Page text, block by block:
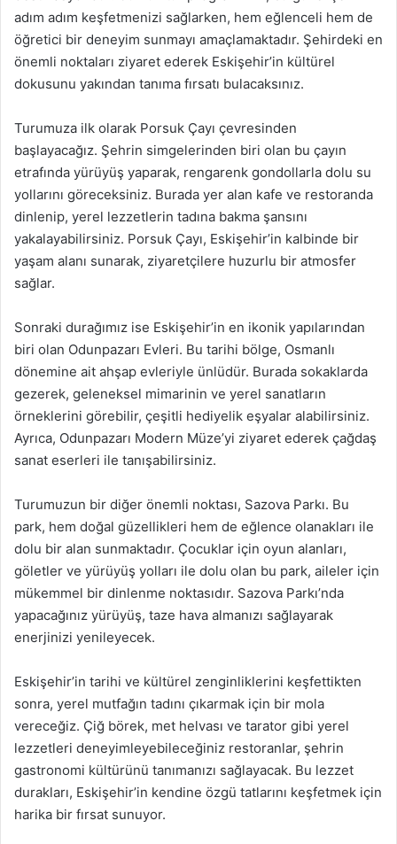
adım adım keşfetmenizi sağlarken, hem eğlenceli hem de
öğretici bir deneyim sunmayı amaçlamaktadır. Şehirdeki en
önemli noktaları ziyaret ederek Eskişehir’in kültürel
dokusunu yakından tanıma fırsatı bulacaksınız.
Turumuza ilk olarak Porsuk Çayı çevresinden
başlayacağız. Şehrin simgelerinden biri olan bu çayın
etrafında yürüyüş yaparak, rengarenk gondollarla dolu su
yollarını göreceksiniz. Burada yer alan kafe ve restoranda
dinlenip, yerel lezzetlerin tadına bakma şansını
yakalayabilirsiniz. Porsuk Çayı, Eskişehir’in kalbinde bir
yaşam alanı sunarak, ziyaretçilere huzurlu bir atmosfer
sağlar.
Sonraki durağımız ise Eskişehir’in en ikonik yapılarından
biri olan Odunpazarı Evleri. Bu tarihi bölge, Osmanlı
dönemine ait ahşap evleriyle ünlüdür. Burada sokaklarda
gezerek, geleneksel mimarinin ve yerel sanatların
örneklerini görebilir, çeşitli hediyelik eşyalar alabilirsiniz.
Ayrıca, Odunpazarı Modern Müze’yi ziyaret ederek çağdaş
sanat eserleri ile tanışabilirsiniz.
Turumuzun bir diğer önemli noktası, Sazova Parkı. Bu
park, hem doğal güzellikleri hem de eğlence olanakları ile
dolu bir alan sunmaktadır. Çocuklar için oyun alanları,
göletler ve yürüyüş yolları ile dolu olan bu park, aileler için
mükemmel bir dinlenme noktasıdır. Sazova Parkı’nda
yapacağınız yürüyüş, taze hava almanızı sağlayarak
enerjinizi yenileyecek.
Eskişehir’in tarihi ve kültürel zenginliklerini keşfettikten
sonra, yerel mutfağın tadını çıkarmak için bir mola
vereceğiz. Çiğ börek, met helvası ve tarator gibi yerel
lezzetleri deneyimleyebileceğiniz restoranlar, şehrin
gastronomi kültürünü tanımanızı sağlayacak. Bu lezzet
durakları, Eskişehir’in kendine özgü tatlarını keşfetmek için
harika bir fırsat sunuyor.